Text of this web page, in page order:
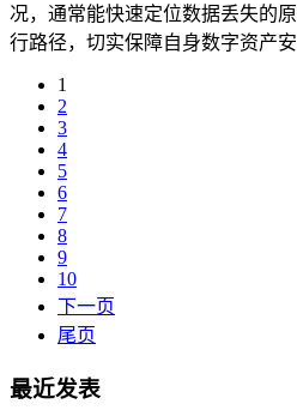
况，通常能快速定位数据丢失的
行路径，切实保障自身数字资产
1
2
3
4
5
6
7
8
9
10
下一页
尾页
最近发表